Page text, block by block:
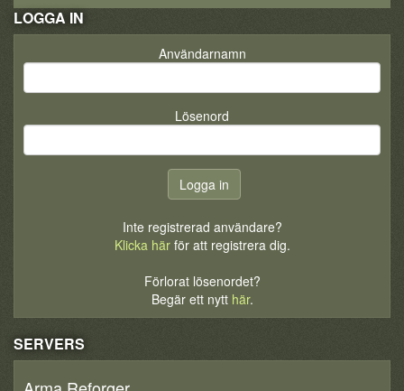
LOGGA IN
Användarnamn
Lösenord
Inte registrerad användare?
Klicka härför att registrera dig.
Förlorat lösenordet?
Begär ett nytt här.
SERVERS